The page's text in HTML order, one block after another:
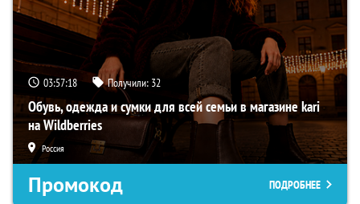
03:57:17 Получили: 32
Обувь, одежда и сумки для всей семьи в магазине kari
на Wildberries
Россия
Промокод ПОДРОБНЕЕ